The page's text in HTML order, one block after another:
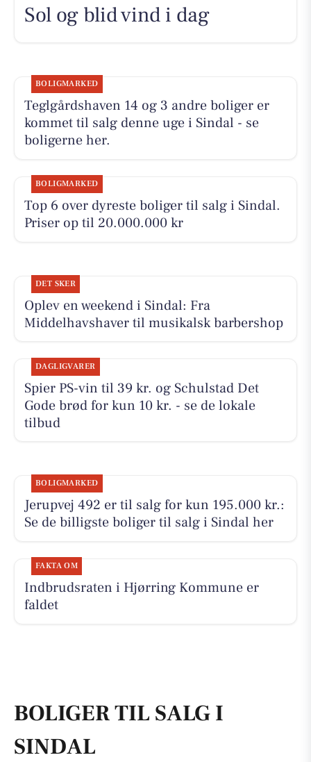
Sol og blid vind i dag
BOLIGMARKED
Teglgårdshaven 14 og 3 andre boliger er
kommet til salg denne uge i Sindal - se
boligerne her.
BOLIGMARKED
Top 6 over dyreste boliger til salg i Sindal.
Priser op til 20.000.000 kr
DET SKER
Oplev en weekend i Sindal: Fra
Middelhavshaver til musikalsk barbershop
DAGLIGVARER
Spier PS-vin til 39 kr. og Schulstad Det
Gode brød for kun 10 kr. - se de lokale
tilbud
BOLIGMARKED
Jerupvej 492 er til salg for kun 195.000 kr.:
Se de billigste boliger til salg i Sindal her
FAKTA OM
Indbrudsraten i Hjørring Kommune er
faldet
BOLIGER TIL SALG I
SINDAL